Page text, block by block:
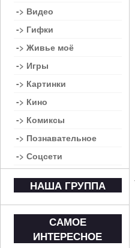
-> Видео
-> Гифки
-> Живье моё
-> Игры
-> Картинки
-> Кино
-> Комиксы
-> Познавательное
-> Соцсети
НАША ГРУППА
САМОЕ
ИНТЕРЕСНОЕ